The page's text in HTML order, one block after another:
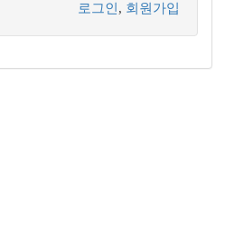
로그인 , 회원가입